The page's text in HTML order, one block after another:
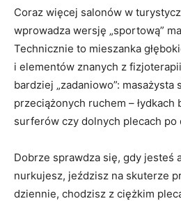
Coraz więcej salonów w
wprowadza wersję „sportową”
Technicznie to mieszanka
i elementów znanych z
bardziej „zadaniowo”: masażysta
przeciążonych ruchem – łydkach
surferów czy dolnych plecach po
Dobrze sprawdza się, gdy jesteś
nurkujesz, jeździsz na skuterze
dziennie, chodzisz z ciężkim